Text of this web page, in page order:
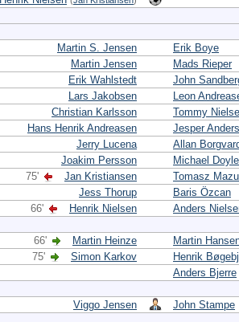
Martin S. Jensen
Erik Boye
Martin Jensen
Mads Rieper
Erik Wahlstedt
John
Lars Jakobsen
Leon
Christian Karlsson
Tommy
Hans Henrik Andreasen
Jesper
Jerry Lucena
Allan
Joakim Persson
Michael Doyle
75'
Jan Kristiansen
Tomasz
Jess Thorup
Baris Özcan
66'
Henrik Nielsen Anders
66' Martin Heinze
Martin
75'
Simon Karkov
Henrik
Anders Bjerre
Viggo Jensen John Stampe